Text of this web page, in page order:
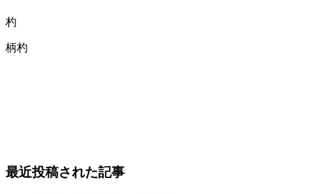
杓
柄杓
最近投稿された記事